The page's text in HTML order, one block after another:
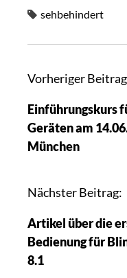
sehbehindert
Vorheriger
Einführungskurs
Geräten am
München
Nächster Beitrag:
Artikel über die
Bedienung für
8.1